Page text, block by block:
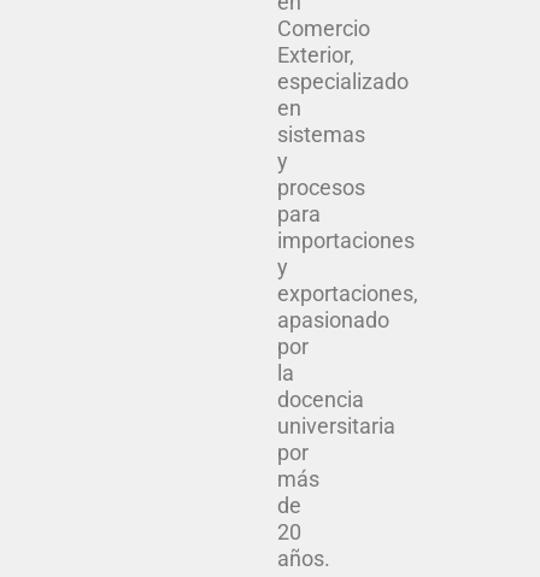
Comercio
Exterior,
especializado
en
sistemas
y
procesos
para
importaciones
y
exportaciones,
apasionado
por
la
docencia
universitaria
por
más
de
20
años.